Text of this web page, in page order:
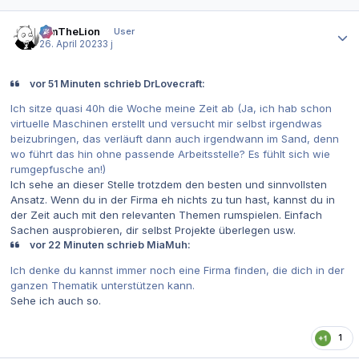
JimTheLion
User
26. April 20233 j
vor 51 Minuten schrieb DrLovecraft:
Ich sitze quasi 40h die Woche meine Zeit ab (Ja, ich hab schon
virtuelle Maschinen erstellt und versucht mir selbst irgendwas
beizubringen, das verläuft dann auch irgendwann im Sand, denn
wo führt das hin ohne passende Arbeitsstelle? Es fühlt sich wie
rumgepfusche an!)
Ich sehe an dieser Stelle trotzdem den besten und sinnvollsten
Ansatz. Wenn du in der Firma eh nichts zu tun hast, kannst du in
der Zeit auch mit den relevanten Themen rumspielen. Einfach
Sachen ausprobieren, dir selbst Projekte überlegen usw.
vor 22 Minuten schrieb MiaMuh:
Ich denke du kannst immer noch eine Firma finden, die dich in der
ganzen Thematik unterstützen kann.
Sehe ich auch so.
1